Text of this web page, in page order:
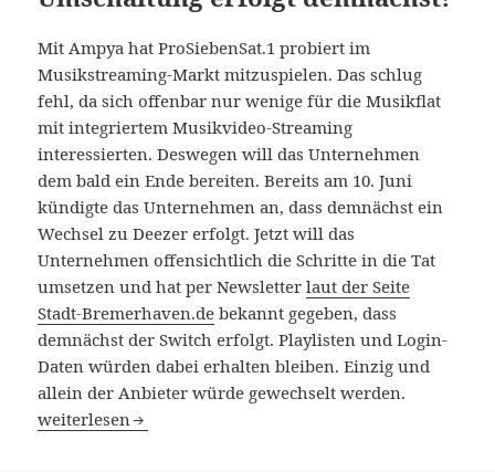
Mit Ampya hat ProSiebenSat.1 probiert im
Musikstreaming-Markt mitzuspielen. Das schlug
fehl, da sich offenbar nur wenige für die Musikflat
mit integriertem Musikvideo-Streaming
interessierten. Deswegen will das Unternehmen
dem bald ein Ende bereiten. Bereits am 10. Juni
kündigte das Unternehmen an, dass demnächst ein
Wechsel zu Deezer erfolgt. Jetzt will das
Unternehmen offensichtlich die Schritte in die Tat
umsetzen und hat per Newsletterlaut der Seite
Stadt-Bremerhaven.de bekannt gegeben, dass
demnächst der Switch erfolgt. Playlisten und Login-
Daten würden dabei erhalten bleiben. Einzig und
allein der Anbieter würde gewechselt werden.
Ampya wird zu Deezer: Umschaltung erfolgt demnächst!
weiterlesen